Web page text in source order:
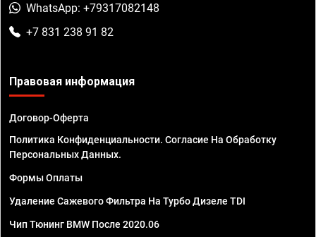
WhatsApp: +79317082148
+7 831 238 91 82
Правовая информация
Договор-Оферта
Политика Конфиденциальности. Согласие На Обработку
Персональных Данных.
Формы Оплаты
Удаление Сажевого Фильтра На Турбо Дизеле TDI
Чип Тюнинг BMW После 2020.06